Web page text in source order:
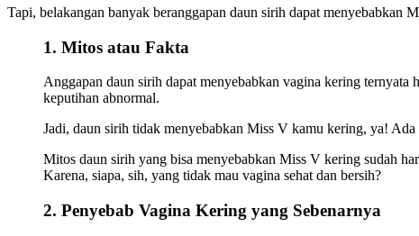
Tapi, belakangan banyak beranggapan daun sirih dapat menyebabkan
1. Mitos atau Fakta
Anggapan daun sirih dapat menyebabkan vagina kering ternyata
keputihan abnormal.
Jadi, daun sirih tidak menyebabkan Miss V kamu kering, ya!
Mitos daun sirih yang bisa menyebabkan Miss V kering sudah
Karena, siapa, sih, yang tidak mau vagina sehat dan bersih?
2. Penyebab Vagina Kering yang Sebenarnya